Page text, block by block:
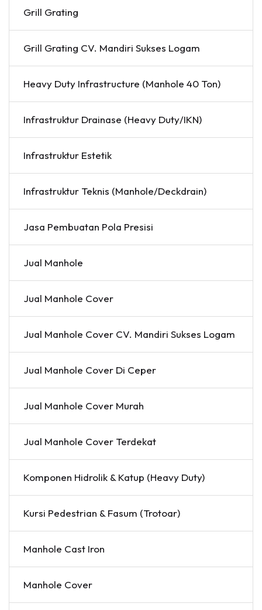
Grill Grating
Grill Grating CV. Mandiri Sukses Logam
Heavy Duty Infrastructure (Manhole 40 Ton)
Infrastruktur Drainase (Heavy Duty/IKN)
Infrastruktur Estetik
Infrastruktur Teknis (Manhole/Deckdrain)
Jasa Pembuatan Pola Presisi
Jual Manhole
Jual Manhole Cover
Jual Manhole Cover CV. Mandiri Sukses Logam
Jual Manhole Cover Di Ceper
Jual Manhole Cover Murah
Jual Manhole Cover Terdekat
Komponen Hidrolik & Katup (Heavy Duty)
Kursi Pedestrian & Fasum (Trotoar)
Manhole Cast Iron
Manhole Cover